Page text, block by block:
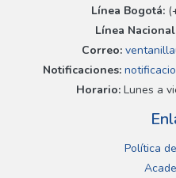
Línea Bogotá:
Línea
Correo:
Notificaciones:
Horario:Lunes a
Política